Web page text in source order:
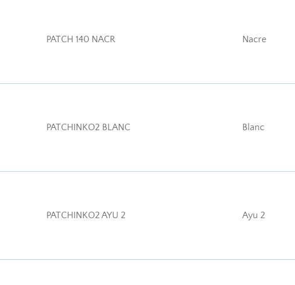
PATCH 140 NACR Nacre
PATCHINKO2 BLANC Blanc
PATCHINKO2 AYU 2 Ayu 2